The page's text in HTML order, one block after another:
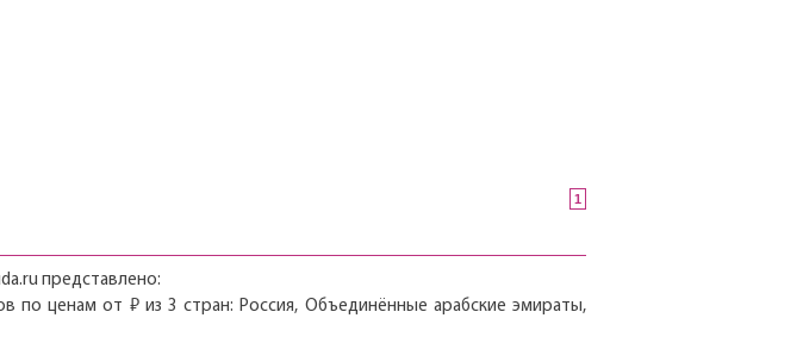
1
представлено:
по ценам от ₽ из 3 стран: Россия, Объединённые арабские эмираты,